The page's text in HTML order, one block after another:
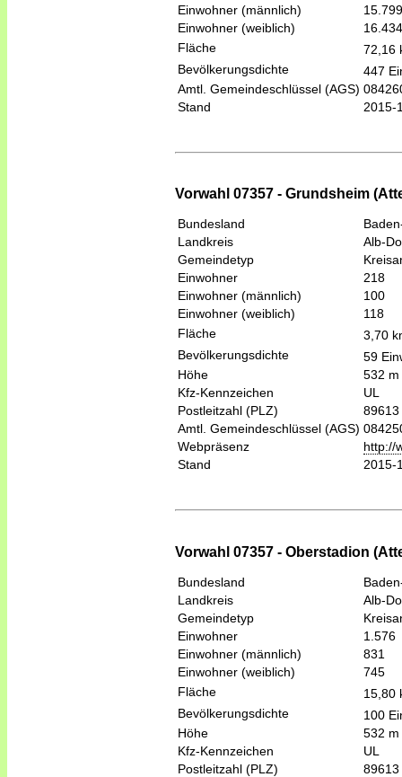
Einwohner (männlich)
15.799
Einwohner (weiblich)
16.434
Fläche
72,16
Bevölkerungsdichte
447
Amtl. Gemeindeschlüssel (AGS)
Stand
2015-
Vorwahl 07357 - Grundsheim
Bundesland
Landkreis
Alb-
Gemeindetyp
Einwohner
218
Einwohner (männlich)
100
Einwohner (weiblich)
118
Fläche
3,70
Bevölkerungsdichte
59
Höhe
532 m
Kfz-Kennzeichen
UL
Postleitzahl (PLZ)
89613
Amtl. Gemeindeschlüssel (AGS)
Webpräsenz
http://
Stand
2015-
Vorwahl 07357 - Oberstadion
Bundesland
Landkreis
Alb-
Gemeindetyp
Einwohner
1.576
Einwohner (männlich)
831
Einwohner (weiblich)
745
Fläche
15,80
Bevölkerungsdichte
100
Höhe
532 m
Kfz-Kennzeichen
UL
Postleitzahl (PLZ)
89613